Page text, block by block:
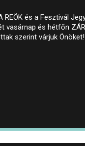
REÖK és a Fesztivál
vasárnap és hétfőn
szerint várjuk Önöket!